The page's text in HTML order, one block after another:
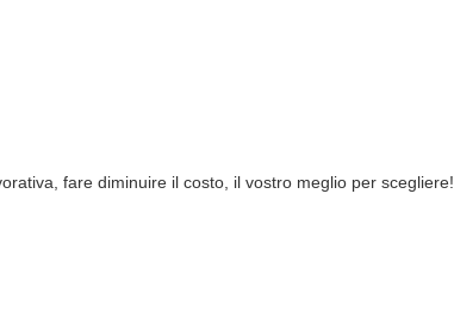
fare diminuire il costo, il vostro meglio per scegliere!